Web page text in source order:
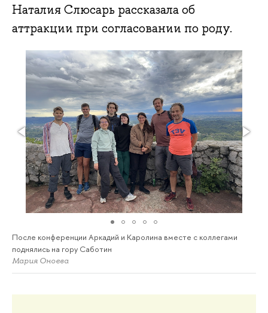
Наталия Слюсарь рассказала об
аттракции при согласовании по роду.
После конференции Аркадий и Каролина вместе с коллегами
поднялись на гору Саботин
Мария Оноева